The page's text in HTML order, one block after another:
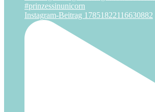
Instagram-Beitrag 17851822116630882